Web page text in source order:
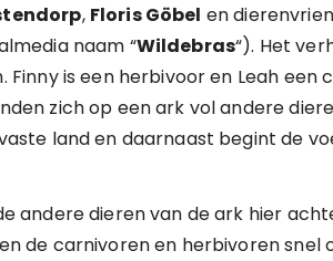
, Floris Göbel en
naam “Wildebras“). Het
Finny is een herbivoor en Leah
zich op een ark vol andere
land en daarnaast begint de
andere dieren van de ark hier
de carnivoren en herbivoren snel